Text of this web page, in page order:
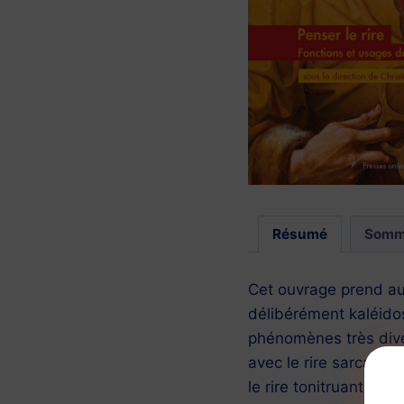
Résumé
Cet ouvrage prend
délibérément
phénomènes très
avec le rire
le rire tonitruant